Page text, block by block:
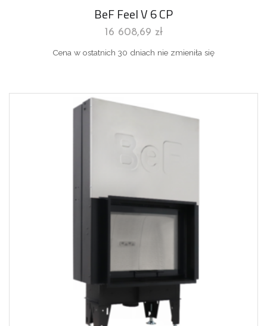
BeF Feel V 6 CP
16 608,69 zł
Cena w ostatnich 30 dniach nie zmieniła się